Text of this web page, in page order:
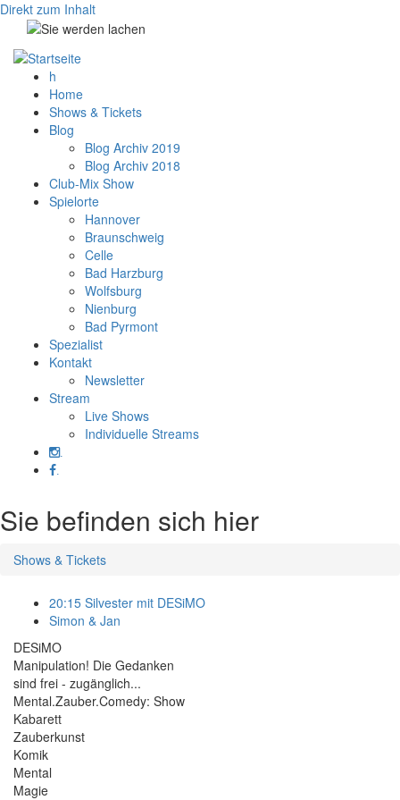
Direkt zum Inhalt
h
Home
Shows & Tickets
Blog
Blog Archiv 2019
Blog Archiv 2018
Club-Mix Show
Spielorte
Hannover
Braunschweig
Celle
Bad Harzburg
Wolfsburg
Nienburg
Bad Pyrmont
Spezialist
Kontakt
Newsletter
Stream
Live Shows
Individuelle Streams
.
Sie befinden sich hier
Shows & Tickets
20:15 Silvester mit DESiMO
Simon & Jan
DESiMO
Manipulation! Die Gedanken
sind frei - zugänglich...
Mental.Zauber.Comedy: Show
Kabarett
Zauberkunst
Komik
Mental
Magie